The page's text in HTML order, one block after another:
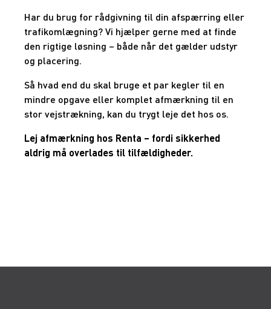
Har du brug for rådgivning til din afspærring eller
trafikomlægning? Vi hjælper gerne med at finde
den rigtige løsning – både når det gælder udstyr
og placering.
Så hvad end du skal bruge et par kegler til en
mindre opgave eller komplet afmærkning til en
stor vejstrækning, kan du trygt leje det hos os.
Lej afmærkning hos Renta – fordi sikkerhed
aldrig må overlades til tilfældigheder.